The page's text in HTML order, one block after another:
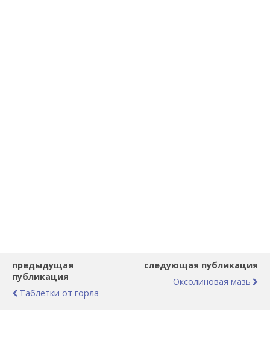
предыдущая
публикация
Таблетки от горла
следующая публикация
Оксолиновая мазь